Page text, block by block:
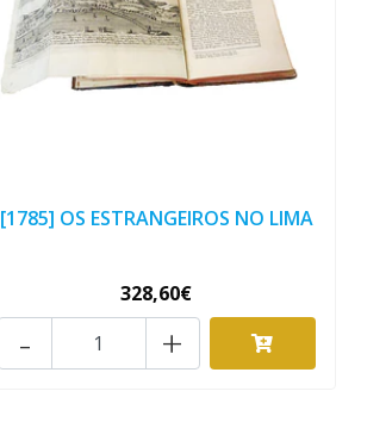
[1785] OS ESTRANGEIROS NO LIMA
328,60€
+
-